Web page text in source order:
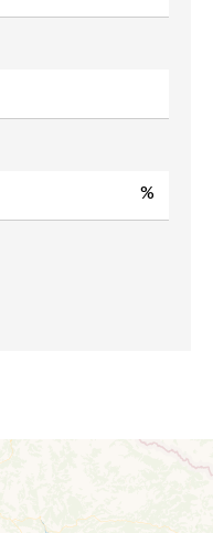
%